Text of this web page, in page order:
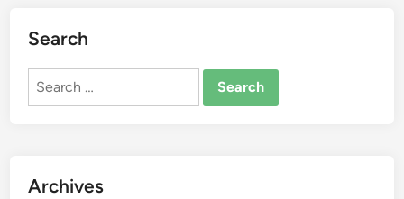
Search
Search
Archives